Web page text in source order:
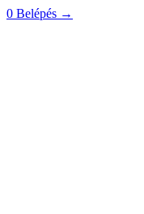
0 Belépés →